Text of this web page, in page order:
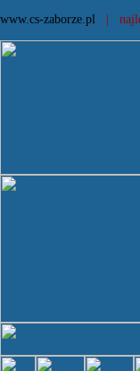
www.cs-zaborze.pl |